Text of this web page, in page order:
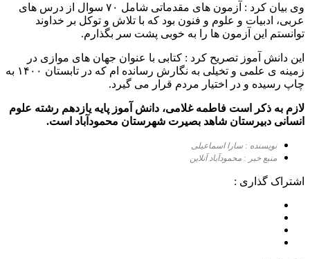
وی بیان کرد : آزمون های مقدماتی شامل ۷۰ سوال از درس های
عربی، ادبیات و علوم و فنون بود که با تلاش و توکل بر خداوند
توانستم این آزمون ها را به خوبی پشت سر بگذارم.
این دانش آموز تصریح کرد : کتابی با عنوان جهان های موازی در
زمینه ی علمی و تخیلی به نگارش رسانده ام که در تابستان ۱۴۰۰ به
چاپ رسیده و در اختیار مردم قرار می گیرد.
لازم به ذکر است فاطمه غلامی، دانش آموز پایه یازدهم رشته علوم
انسانی دبیرستان شاهد بصیرت شهرستان محمودآباد است.
نویسنده : سارا اسماعیلی
منبع خبر : محمودآباد آنلاین
اشتراک گذاری :